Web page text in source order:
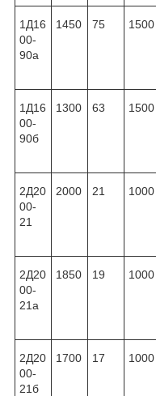
1Д16
00-
90а
1450 75 1500
1Д16
00-
90б
1300 63 1500
2Д20
00-
21
2000 21 1000
2Д20
00-
21а
1850 19 1000
2Д20
00-
21б
1700 17 1000